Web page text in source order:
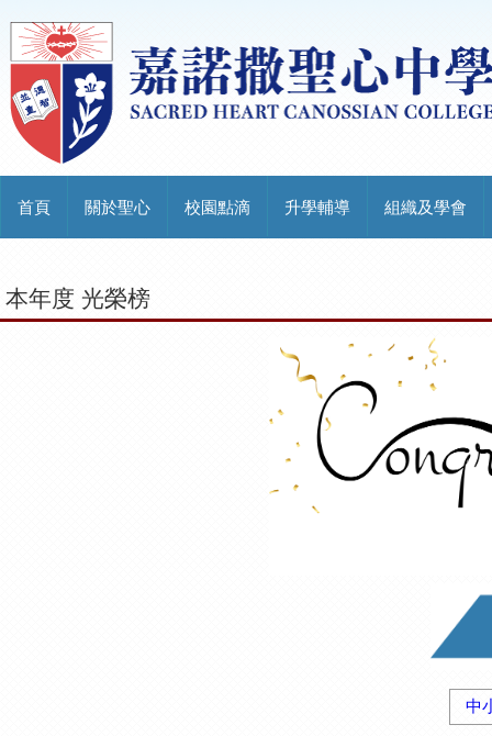
首頁 關於聖心 校園點滴 升學輔導 組織及學會
本年度 光榮榜
中